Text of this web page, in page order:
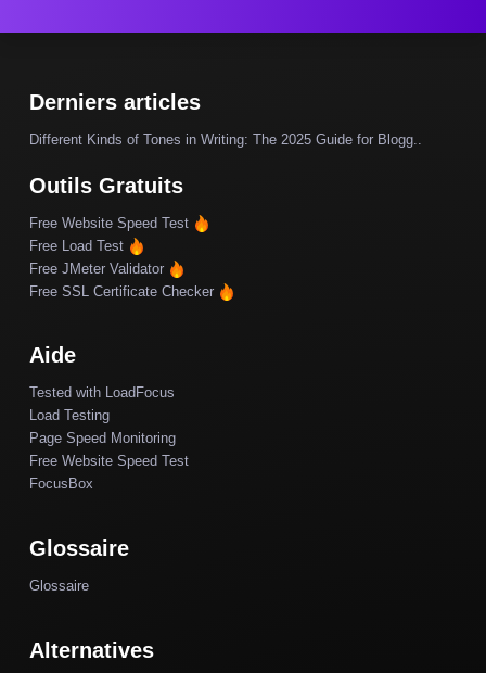
Derniers articles
Different Kinds of Tones in Writing: The 2025 Guide for Blogg..
Outils Gratuits
Free Website Speed Test
Free Load Test
Free JMeter Validator
Free SSL Certificate Checker
Aide
Tested with LoadFocus
Load Testing
Page Speed Monitoring
Free Website Speed Test
FocusBox
Glossaire
Glossaire
Alternatives